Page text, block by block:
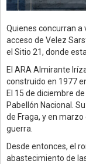
Quienes concurran a
acceso de Velez
el Sitio 21, donde
El ARA Almirante
construido en 1977
El 15 de diciembre
Pabellón Nacional.
de Fraga, y en
guerra.
Desde entonces, el
abastecimiento de